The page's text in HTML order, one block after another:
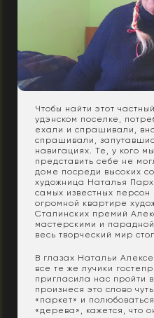
Чтобы найти этот
удэнском поселке,
ехали и спрашивали,
спрашивали,
навигациях. Те, у кого
представить себе не
доме посреди высоких
художница Наталья
самых известных персон
огромной квартире
Сталинских премий
мастерскими и
весь творческий мир
В глазах Натальи
все те же лучики
пригласила нас пройти
произнеся это слово
«паркет» и
«дерева», кажется, что